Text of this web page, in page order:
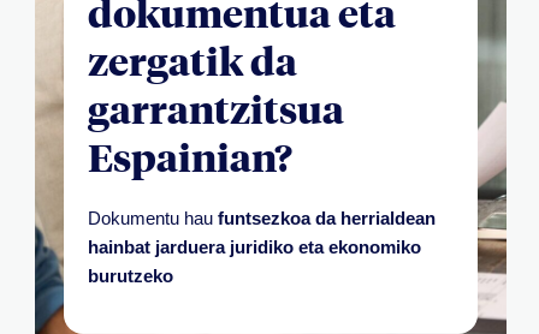
dokumentua eta
zergatik da
garrantzitsua
Espainian?
Dokumentu hau funtsezkoa da herrialdean
hainbat jarduera juridiko eta ekonomiko
burutzeko